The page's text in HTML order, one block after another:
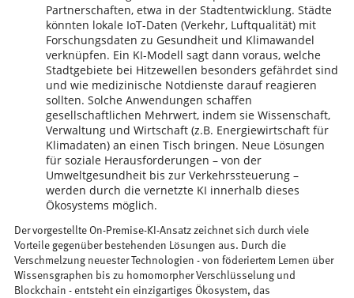
Partnerschaften, etwa in der Stadtentwicklung. Städte
könnten lokale IoT-Daten (Verkehr, Luftqualität) mit
Forschungsdaten zu Gesundheit und Klimawandel
verknüpfen. Ein KI-Modell sagt dann voraus, welche
Stadtgebiete bei Hitzewellen besonders gefährdet sind
und wie medizinische Notdienste darauf reagieren
sollten. Solche Anwendungen schaffen
gesellschaftlichen Mehrwert, indem sie Wissenschaft,
Verwaltung und Wirtschaft (z.B. Energiewirtschaft für
Klimadaten) an einen Tisch bringen. Neue Lösungen
für soziale Herausforderungen – von der
Umweltgesundheit bis zur Verkehrssteuerung –
werden durch die vernetzte KI innerhalb dieses
Ökosystems möglich.
Der vorgestellte On-Premise-KI-Ansatz zeichnet sich durch viele
Vorteile gegenüber bestehenden Lösungen aus. Durch die
Verschmelzung neuester Technologien - von föderiertem Lernen über
Wissensgraphen bis zu homomorpher Verschlüsselung und
Blockchain - entsteht ein einzigartiges Ökosystem, das